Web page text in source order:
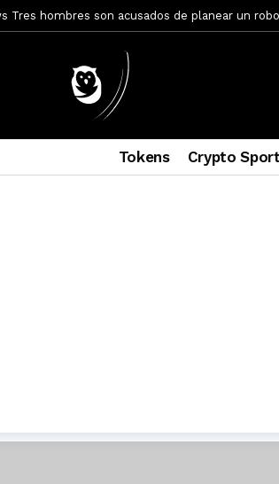
Tres hombres son acusados de planear un
Cynthia Lummis sets Trump condition for
Rusia envía a prisión al fundador de BitRiver
Tokens Crypto Sport